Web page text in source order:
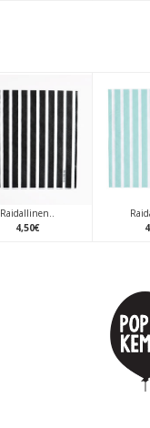
Raidallinen..
4,50€
4